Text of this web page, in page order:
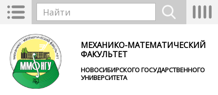
Перейти к основному содержанию
Toggle
navigation
Форма поиска
МЕХАНИКО-МАТЕМАТИЧЕСКИЙ
ФАКУЛЬТЕТ
НОВОСИБИРСКОГО ГОСУДАРСТВЕННОГО
УНИВЕРСИТЕТА